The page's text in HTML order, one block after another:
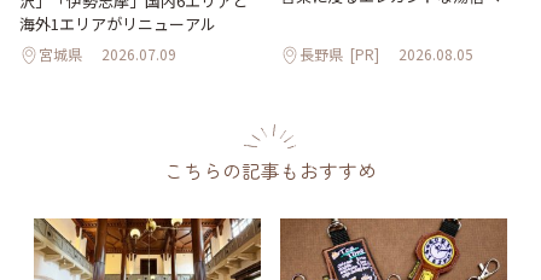
海外1エリアがリニューアル
宮城県 2026.07.09 長野県 [PR] 2026.08.05
こちらの記事もおすすめ